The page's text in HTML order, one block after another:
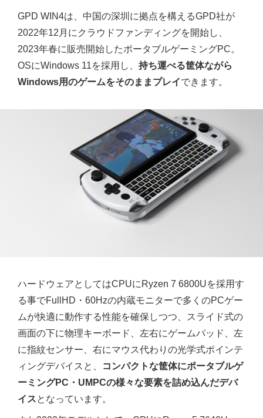
GPD WIN4は、中国の深圳に拠点を構えるGPD社が
2022年12月にクラウドファンディングを開始し、
2023年春に販売開始したポータブルゲーミングPC。
OSにWindows 11を採用し、 持ち運べる筐体ながら
Windows用のゲームをそのままプレイできます。
ハードウェアとしてはCPUにRyzen 7 6800Uを採用す
る事でFullHD・60Hzの内蔵モニターで多くのPCゲー
ムが快適に動作する性能を確保しつつ、スライド式の
画面の下に物理キーボード、左右にゲームパッド、左
に指紋センサー、右にマウス代わりの光学式ポインテ
ィングデバイスと、
コンパクトな筐体にポータブルゲ
ーミングPC・UMPCの様々な要素を詰め込んだデバ
イスとなっています。